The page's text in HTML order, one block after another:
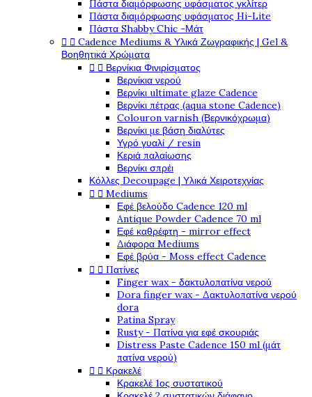
Πάστα διαμόρφωσης υφάσματος γκλίτερ
Πάστα διαμόρφωσης υφάσματος Hi-Lite
Πάστα Shabby Chic -Μάτ
  Cadence Mediums & Υλικά Ζωγραφικής | Gel &
Βοηθητικά Χρώματα
  Βερνίκια Φινιρίσματος
Βερνίκια νερού
Βερνίκι ultimate glaze Cadence
Βερνίκι πέτρας (aqua stone Cadence)
Colouron varnish (Βερνικόχρωμα)
Βερνίκι με βάση διαλύτες
Υγρό γυαλί / resin
Κεριά παλαίωσης
Βερνίκι σπρέι
Κόλλες Decoupage | Υλικά Χειροτεχνίας
  Mediums
Εφέ βελούδο Cadence 120 ml
Antique Powder Cadence 70 ml
Εφέ καθρέφτη - mirror effect
Διάφορα Mediums
Εφέ βρύα - Moss effect Cadence
  Πατίνες
Finger wax - δακτυλοπατίνα νερού
Dora finger wax - Δακτυλοπατίνα νερού
dora
Patina Spray
Rusty - Πατίνα για εφέ σκουριάς
Distress Paste Cadence 150 ml (μάτ
πατίνα νερού)
  Κρακελέ
Κρακελέ 1ος συστατικού